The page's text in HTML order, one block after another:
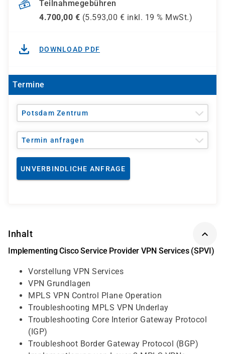
Teilnahmegebühren
4.700,00 € (5.593,00 € inkl. 19 % MwSt.)
DOWNLOAD PDF
Termine
Potsdam Zentrum
Termin anfragen
UNVERBINDLICHE ANFRAGE
Inhalt
Implementing Cisco Service Provider VPN Services (SPVI)
Vorstellung VPN Services
VPN Grundlagen
MPLS VPN Control Plane Operation
Troubleshooting MPLS VPN Underlay
Troubleshooting Core Interior Gateway Protocol
(IGP)
Troubleshoot Border Gateway Protocol (BGP)